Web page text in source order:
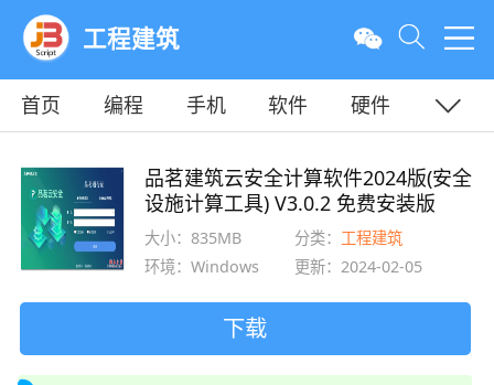
工程建筑
首页 编程 手机 软件
硬件
品茗建筑云安全计算软件2024版(安全
设施计算工具) V3.0.2 免费安装版
大小：835MB 分类： 工程建筑
环境：Windows
更新：2024-02-05
下载